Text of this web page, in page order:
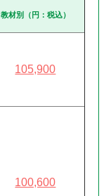
教材別（円：税込）
105,900
100,600